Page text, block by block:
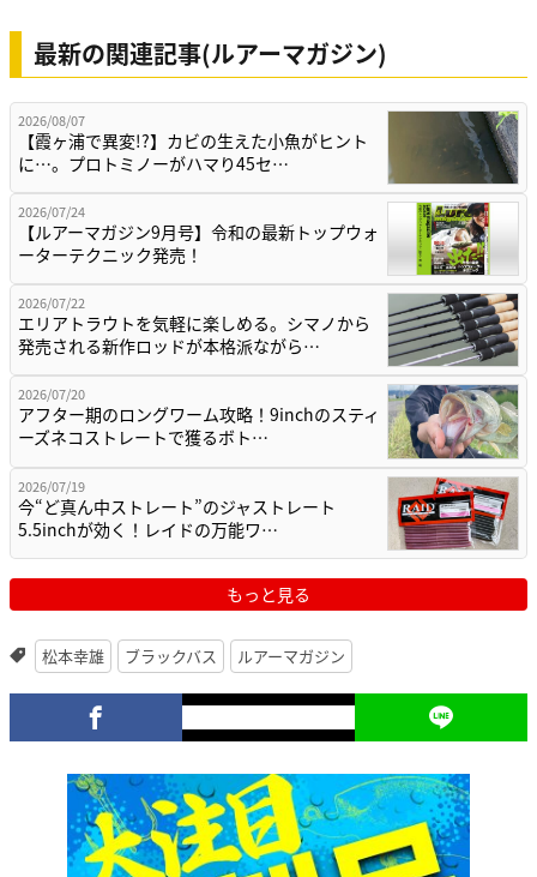
最新の関連記事(ルアーマガジン)
2026/08/07
【霞ヶ浦で異変!?】カビの生えた小魚がヒント
に…。プロトミノーがハマり45セ…
2026/07/24
【ルアーマガジン9月号】令和の最新トップウォ
ーターテクニック発売！
2026/07/22
エリアトラウトを気軽に楽しめる。シマノから
発売される新作ロッドが本格派ながら…
2026/07/20
アフター期のロングワーム攻略！9inchのスティ
ーズネコストレートで獲るボト…
2026/07/19
今“ど真ん中ストレート”のジャストレート
5.5inchが効く！レイドの万能ワ…
もっと見る
松本幸雄 ブラックバス ルアーマガジン